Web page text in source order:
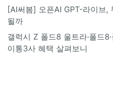
[AI써봄] 오픈AI GPT-라이브,
될까
갤럭시 Z 폴드8 울트라·폴드
이통3사 혜택 살펴보니